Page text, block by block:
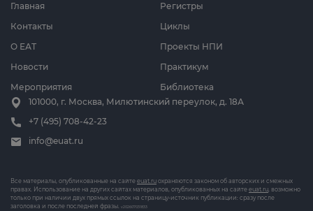
Главная
О ЕАТ
Новости
Мероприятия
Циклы
Проекты НПИ
Практикум
Библиотека
Регистры
Контакты
101000, г. Москва, Милютинский переулок, д. 18А
+7 (495) 708-42-23
info@euat.ru
Все материалы, опубликованные на сайте euat.ru охраняются законом об авторских и смежных
правах. Использование на других сайтах материалов, опубликованных на сайте euat.ru, возможно
только при наличии двух прямых ссылок на страницу-источник публикации: сразу после
заголовка и после последней фразы. v202607031833